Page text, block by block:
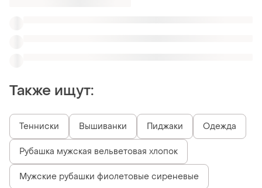
Похожие товары